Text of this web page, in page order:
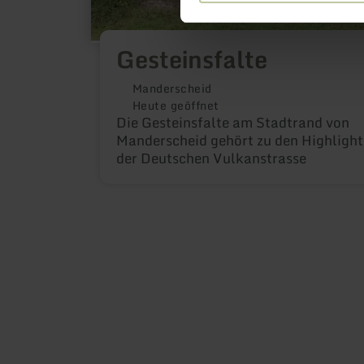
Gesteinsfalte
Manderscheid
Heute geöffnet
Die Gesteinsfalte am Stadtrand von
Manderscheid gehört zu den
der Deutschen Vulkanstrasse